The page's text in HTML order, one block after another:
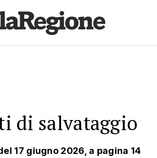
di salvataggio
17 giugno 2026, a pagina 14